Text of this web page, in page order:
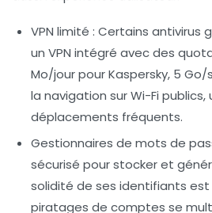
VPN limité : Certains antivirus
un VPN intégré avec des
Mo/jour pour Kaspersky, 5
la navigation sur Wi-Fi
déplacements fréquents.
Gestionnaires de mots de
sécurisé pour stocker et
solidité de ses identifiants est
piratages de comptes se